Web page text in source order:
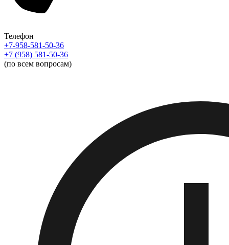
Телефон
+7-958-581-50-36
+7 (958) 581-50-36
(по всем вопросам)